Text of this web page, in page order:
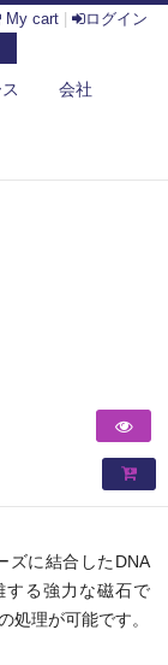
My cart
ログイン
会社
RACKS
ズに結合したDNA
する強力な磁石で
処理が可能です。